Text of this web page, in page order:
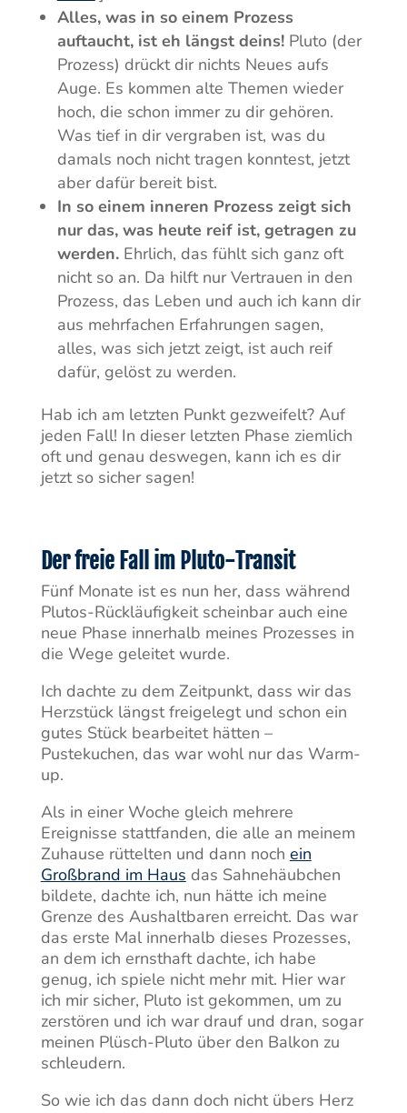
Alles, was in so einem Prozess
auftaucht, ist eh längst deins!Pluto (der
Prozess) drückt dir nichts Neues aufs
Auge. Es kommen alte Themen wieder
hoch, die schon immer zu dir gehören.
Was tief in dir vergraben ist, was du
damals noch nicht tragen konntest, jetzt
aber dafür bereit bist.
In so einem inneren Prozess zeigt sich
nur das, was heute reif ist, getragen zu
werden. Ehrlich, das fühlt sich ganz oft
nicht so an. Da hilft nur Vertrauen in den
Prozess, das Leben und auch ich kann dir
aus mehrfachen Erfahrungen sagen,
alles, was sich jetzt zeigt, ist auch reif
dafür, gelöst zu werden.
Hab ich am letzten Punkt gezweifelt? Auf
jeden Fall! In dieser letzten Phase ziemlich
oft und genau deswegen, kann ich es dir
jetzt so sicher sagen!
Der freie Fall im Pluto-Transit
Fünf Monate ist es nun her, dass während
Plutos-Rückläufigkeit scheinbar auch eine
neue Phase innerhalb meines Prozesses in
die Wege geleitet wurde.
Ich dachte zu dem Zeitpunkt, dass wir das
Herzstück längst freigelegt und schon ein
gutes Stück bearbeitet hätten –
Pustekuchen, das war wohl nur das Warm-
up.
Als in einer Woche gleich mehrere
Ereignisse stattfanden, die alle an meinem
Zuhause rüttelten und dann noch ein
Großbrand im Haus das Sahnehäubchen
bildete, dachte ich, nun hätte ich meine
Grenze des Aushaltbaren erreicht. Das war
das erste Mal innerhalb dieses Prozesses,
an dem ich ernsthaft dachte, ich habe
genug, ich spiele nicht mehr mit. Hier war
ich mir sicher, Pluto ist gekommen, um zu
zerstören und ich war drauf und dran, sogar
meinen Plüsch-Pluto über den Balkon zu
schleudern.
So wie ich das dann doch nicht übers Herz